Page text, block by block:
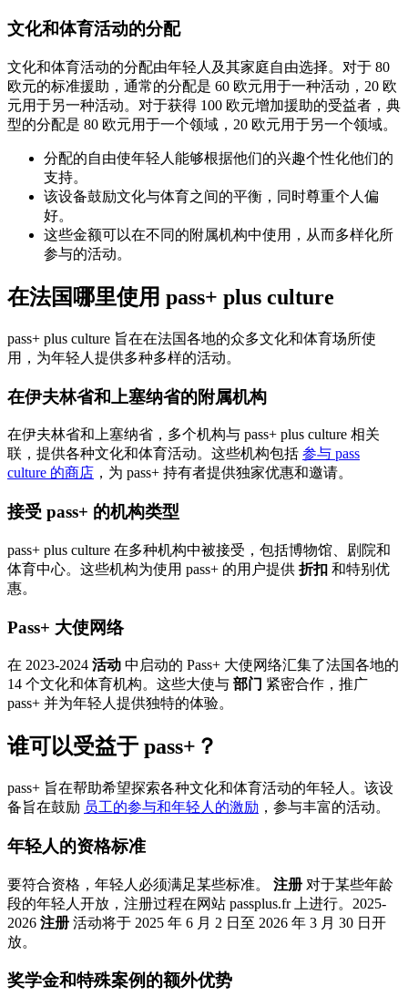
文化和体育活动的分配
文化和体育活动的分配由年轻人及其家庭自由选择。对于 80
欧元的标准援助，通常的分配是 60 欧元用于一种活动，20 欧
元用于另一种活动。对于获得 100 欧元增加援助的受益者，典
型的分配是 80 欧元用于一个领域，20 欧元用于另一个领域。
分配的自由使年轻人能够根据他们的兴趣个性化他们的
支持。
该设备鼓励文化与体育之间的平衡，同时尊重个人偏
好。
这些金额可以在不同的附属机构中使用，从而多样化所
参与的活动。
在法国哪里使用 pass+ plus culture
pass+ plus culture 旨在在法国各地的众多文化和体育场所使
用，为年轻人提供多种多样的活动。
在伊夫林省和上塞纳省的附属机构
在伊夫林省和上塞纳省，多个机构与 pass+ plus culture 相关
联，提供各种文化和体育活动。这些机构包括 参与 pass
culture 的商店 ，为 pass+ 持有者提供独家优惠和邀请。
接受 pass+ 的机构类型
pass+ plus culture 在多种机构中被接受，包括博物馆、剧院和
体育中心。这些机构为使用 pass+ 的用户提供 折扣 和特别优
惠。
Pass+ 大使网络
在 2023-2024 活动 中启动的 Pass+ 大使网络汇集了法国各地的
14 个文化和体育机构。这些大使与 部门 紧密合作，推广
pass+ 并为年轻人提供独特的体验。
谁可以受益于 pass+？
pass+ 旨在帮助希望探索各种文化和体育活动的年轻人。该设
备旨在鼓励 员工的参与和年轻人的激励 ，参与丰富的活动。
年轻人的资格标准
要符合资格，年轻人必须满足某些标准。 注册 对于某些年龄
段的年轻人开放，注册过程在网站 passplus.fr 上进行。2025-
2026 注册 活动将于 2025 年 6 月 2 日至 2026 年 3 月 30 日开
放。
奖学金和特殊案例的额外优势